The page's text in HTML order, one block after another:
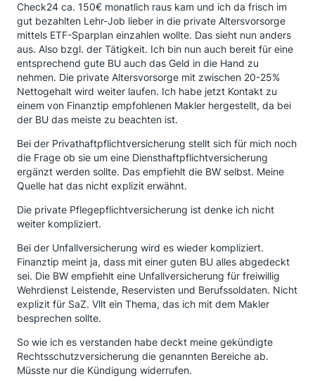
Check24 ca. 150€ monatlich raus kam und ich da frisch im
gut bezahlten Lehr-Job lieber in die private Altersvorsorge
mittels ETF-Sparplan einzahlen wollte. Das sieht nun anders
aus. Also bzgl. der Tätigkeit. Ich bin nun auch bereit für eine
entsprechend gute BU auch das Geld in die Hand zu
nehmen. Die private Altersvorsorge mit zwischen 20-25%
Nettogehalt wird weiter laufen. Ich habe jetzt Kontakt zu
einem von Finanztip empfohlenen Makler hergestellt, da bei
der BU das meiste zu beachten ist.
Bei der Privathaftpflichtversicherung stellt sich für mich noch
die Frage ob sie um eine Diensthaftpflichtversicherung
ergänzt werden sollte. Das empfiehlt die BW selbst. Meine
Quelle hat das nicht explizit erwähnt.
Die private Pflegepflichtversicherung ist denke ich nicht
weiter kompliziert.
Bei der Unfallversicherung wird es wieder kompliziert.
Finanztip meint ja, dass mit einer guten BU alles abgedeckt
sei. Die BW empfiehlt eine Unfallversicherung für freiwillig
Wehrdienst Leistende, Reservisten und Berufssoldaten. Nicht
explizit für SaZ. Vllt ein Thema, das ich mit dem Makler
besprechen sollte.
So wie ich es verstanden habe deckt meine gekündigte
Rechtsschutzversicherung die genannten Bereiche ab.
Müsste nur die Kündigung widerrufen.